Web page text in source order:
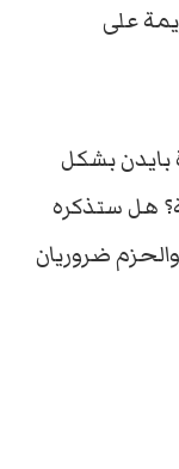
على
بايدن بشكل
هل ستذكره
ضروريان